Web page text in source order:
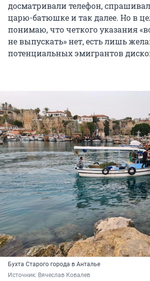
досматривали телефон,
царю-батюшке и так далее. Но в
понимаю, что четкого указания
не выпускать» нет, есть лишь
потенциальных эмигрантов
Бухта Старого города в Анталье
Источник: Вячеслав Ковалев